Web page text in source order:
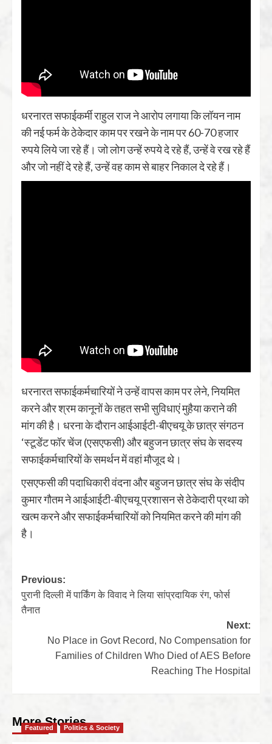
धरनारत सफाईकर्मी राहुल राज ने आरोप लगाया कि लॉयन नाम
की नई फर्म के ठेकेदार काम पर रखने के नाम पर 60-70 हजार
रुपये लिये जा रहे हैं। जो लोग उन्हें रुपये दे रहे हैं, उन्हें वे रख रहे हैं
और जो नहीं दे रहे हैं, उन्हें वह काम से बाहर निकाल दे रहे हैं।
धरनारत सफाईकर्मचारियों ने उन्हें वापस काम पर लेने, नियमित
करने और श्रम कानूनों के तहत सभी सुविधाएं मुहैया कराने की
मांग की है। धरना के दौरान आईआईटी-बीएचयू के छात्र संगठन
‘स्टूडेंट फॉर चेंज (एसएफसी) और बहुजन छात्र संघ के सदस्य
सफाईकर्मचारियों के समर्थन में वहां मौजूद थे।
एसएफसी की पदाधिकारी वंदना और बहुजन छात्र संघ के संदीप
कुमार गौतम ने आईआईटी-बीएचयू प्रशासन से ठेकेदारी प्रथा को
खत्म करने और सफाईकर्मचारियों को नियमित करने की मांग की
है।
Previous:
पुरानी दिल्‍ली में पार्किंग के विवाद ने लिया सांप्रदायिक रंग, फोर्स
तैनात
Next:
No Place in Govt Record, No Compensation for
Families of Children Who Died of AES Before
Reaching The Hospital
More Stories
Featured Politics & Society